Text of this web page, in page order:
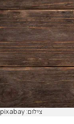
צילום: pixabay